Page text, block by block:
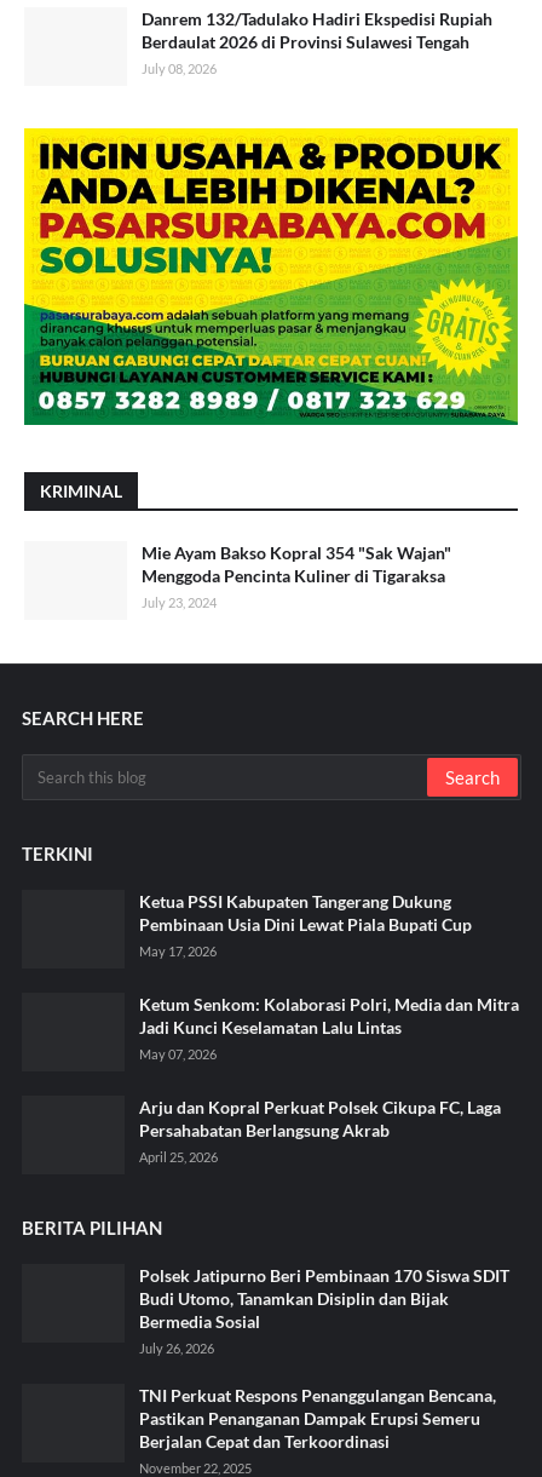
Danrem 132/Tadulako Hadiri Ekspedisi Rupiah
Berdaulat 2026 di Provinsi Sulawesi Tengah
July 08, 2026
KRIMINAL
Mie Ayam Bakso Kopral 354 "Sak Wajan"
Menggoda Pencinta Kuliner di Tigaraksa
July 23, 2024
SEARCH HERE
TERKINI
Ketua PSSI Kabupaten Tangerang Dukung
Pembinaan Usia Dini Lewat Piala Bupati Cup
May 17, 2026
Ketum Senkom: Kolaborasi Polri, Media dan Mitra
Jadi Kunci Keselamatan Lalu Lintas
May 07, 2026
Arju dan Kopral Perkuat Polsek Cikupa FC, Laga
Persahabatan Berlangsung Akrab
April 25, 2026
BERITA PILIHAN
Polsek Jatipurno Beri Pembinaan 170 Siswa SDIT
Budi Utomo, Tanamkan Disiplin dan Bijak
Bermedia Sosial
July 26, 2026
TNI Perkuat Respons Penanggulangan Bencana,
Pastikan Penanganan Dampak Erupsi Semeru
Berjalan Cepat dan Terkoordinasi
November 22, 2025